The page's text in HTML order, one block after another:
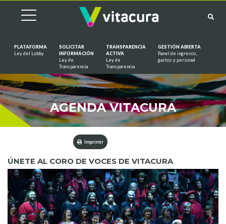
PLATAFORMA
Ley del Lobby
SOLICITAR
INFORMACIÓN
Ley de
Transparencia
TRANSPARENCIA
ACTIVA
Ley de
Transparencia
GESTIÓN ABIERTA
Panel de ingresos,
gastos y personal
AGENDA VITACURA
Imprimir
ÚNETE AL CORO DE VOCES DE VITACURA